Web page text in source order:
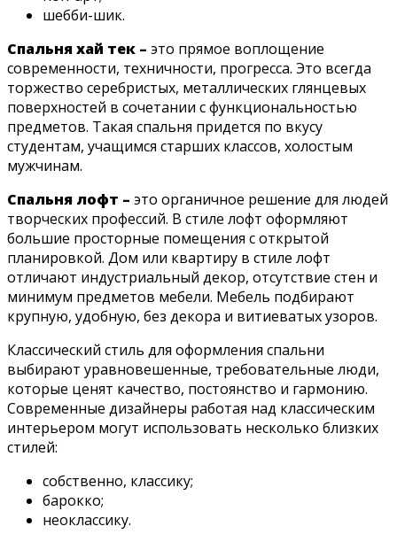
шебби-шик.
Спальня хай тек – это прямое воплощение
современности, техничности, прогресса. Это всегда
торжество серебристых, металлических глянцевых
поверхностей в сочетании с функциональностью
предметов. Такая спальня придется по вкусу
студентам, учащимся старших классов, холостым
мужчинам.
Спальня лофт – это органичное решение для людей
творческих профессий. В стиле лофт оформляют
большие просторные помещения с открытой
планировкой. Дом или квартиру в стиле лофт
отличают индустриальный декор, отсутствие стен и
минимум предметов мебели. Мебель подбирают
крупную, удобную, без декора и витиеватых узоров.
Классический стиль для оформления спальни
выбирают уравновешенные, требовательные люди,
которые ценят качество, постоянство и гармонию.
Современные дизайнеры работая над классическим
интерьером могут использовать несколько близких
стилей:
собственно, классику;
барокко;
неоклассику.